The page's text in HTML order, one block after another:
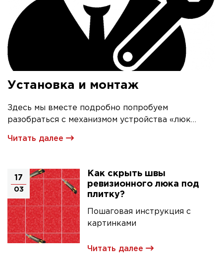
Установка и монтаж
Здесь мы вместе подробно попробуем
разобраться с механизмом устройства «люк
Читать далее
17
03
Как скрыть швы
ревизионного люка под
плитку?
Пошаговая инструкция с
картинками
Читать далее